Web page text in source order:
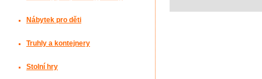
Nábytek pro děti
Truhly a kontejnery
Stolní hry